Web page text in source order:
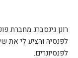
רונן גינסברג מחברת
לפנסיה והציע לי את
לפנסיונרים.